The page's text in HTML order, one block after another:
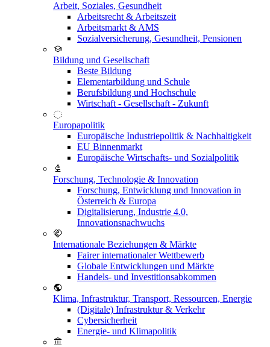
Arbeit, Soziales, Gesundheit
Arbeitsrecht & Arbeitszeit
Arbeitsmarkt & AMS
Sozialversicherung, Gesundheit, Pensionen
Bildung und Gesellschaft
Beste Bildung
Elementarbildung und Schule
Berufsbildung und Hochschule
Wirtschaft - Gesellschaft - Zukunft
Europapolitik
Europäische Industriepolitik & Nachhaltigkeit
EU Binnenmarkt
Europäische Wirtschafts- und Sozialpolitik
Forschung, Technologie & Innovation
Forschung, Entwicklung und Innovation in
Österreich & Europa
Digitalisierung, Industrie 4.0,
Innovationsnachwuchs
Internationale Beziehungen & Märkte
Fairer internationaler Wettbewerb
Globale Entwicklungen und Märkte
Handels- und Investitionsabkommen
Klima, Infrastruktur, Transport, Ressourcen, Energie
(Digitale) Infrastruktur & Verkehr
Cybersicherheit
Energie- und Klimapolitik